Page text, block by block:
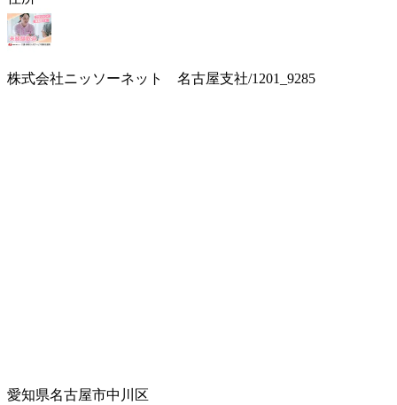
株式会社ニッソーネット 名古屋支社/1201_9285
愛知県名古屋市中川区